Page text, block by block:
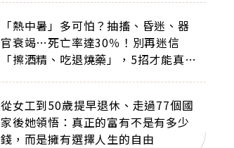
「熱中暑」多可怕？抽搐、昏迷、器
官衰竭…死亡率達30％！別再迷信
「擦酒精、吃退燒藥」，5招才能真救
從女工到50歲提早退休、走過77個國
家後她領悟：真正的富有不是有多少
錢，而是擁有選擇人生的自由